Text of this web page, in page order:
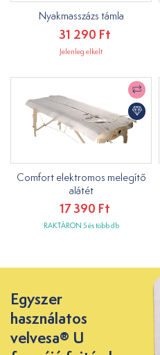
Nyakmasszázs támla
31 290 Ft
Jelenleg elkelt
Comfort elektromos melegítő
alátét
17 390 Ft
RAKTÁRON 5 és több db
Egyszer
használatos
velvesa® U